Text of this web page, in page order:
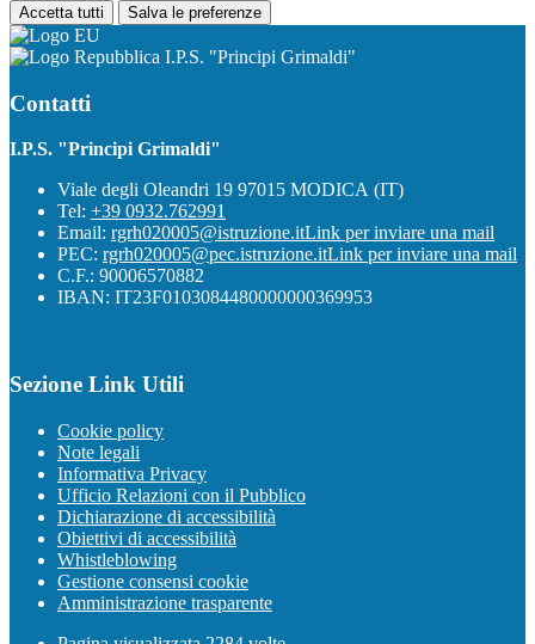
Accetta tutti Salva le preferenze
I.P.S. "Principi Grimaldi"
Contatti
I.P.S. "Principi Grimaldi"
Viale degli Oleandri 19 97015 MODICA (IT)
Tel: +39 0932.762991
Email: rgrh020005@istruzione.itLink per inviare una mail
PEC: rgrh020005@pec.istruzione.itLink per inviare una mail
C.F.: 90006570882
IBAN: IT23F0103084480000000369953
Sezione Link Utili
Cookie policy
Note legali
Informativa Privacy
Ufficio Relazioni con il Pubblico
Dichiarazione di accessibilità
Obiettivi di accessibilità
Whistleblowing
Gestione consensi cookie
Amministrazione trasparente